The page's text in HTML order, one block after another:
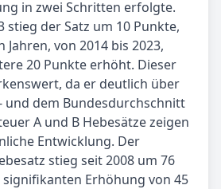
in zwei Schritten erfolgte.
stieg der Satz um 10 Punkte,
von 2014 bis 2023,
20 Punkte erhöht. Dieser
da er deutlich über
und dem Bundesdurchschnitt
A und B Hebesätze zeigen
Entwicklung. Der
stieg seit 2008 um 76
Erhöhung von 45